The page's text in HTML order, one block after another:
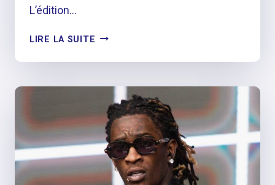
L’édition…
LIRE LA SUITE NEW
FRIDAY
NOUVEAUX
ALBUMS
DE
LARRY
JUNE,
INTERNET
MONEY,